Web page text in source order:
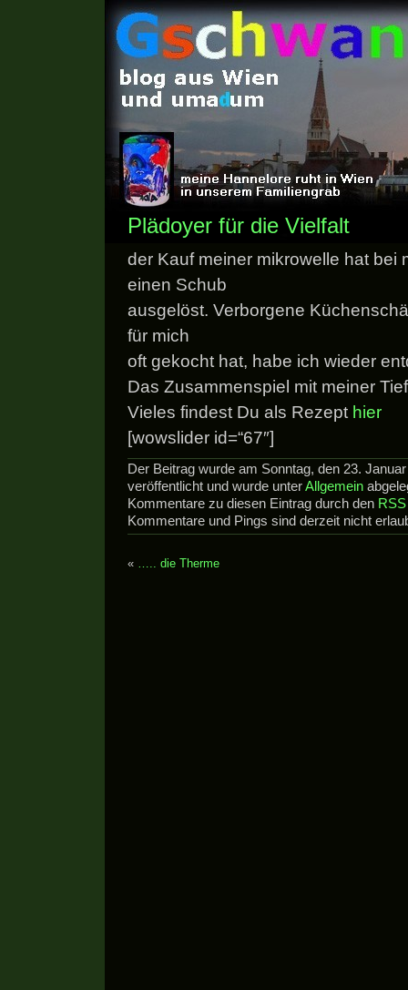
Plädoyer für die Vielfalt
der Kauf meiner mikrowelle hat bei
einen Schub
ausgelöst. Verborgene
für mich
oft gekocht hat, habe ich wieder
Das Zusammenspiel mit meiner
Vieles findest Du als Rezept hier
[wowslider id=“67″]
Der Beitrag wurde am Sonntag, den 23.
veröffentlicht und wurde unterAllgemein
Kommentare zu diesen Eintrag durch den
Kommentare und Pings sind derzeit nicht
« ….. die Therme